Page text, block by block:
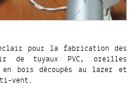
pour la fabrication des
de tuyaux PVC, oreilles
bois découpés au lazer et
vent.